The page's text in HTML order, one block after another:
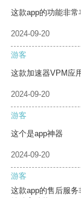
这款app的功能非常
2024-09-20
游客
这款加速器VPM应
2024-09-20
游客
这个是app神器
2024-09-20
游客
这款app的售后服